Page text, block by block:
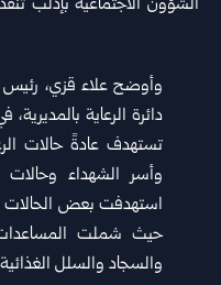
وأوضح علاء قزي، رئيس
دائرة الرعاية
تستهدف عادةً حالات
وأسر الشهداء وحالات
استهدفت بعض الحالات
حيث شملت المساعدات
والسجاد والسلل